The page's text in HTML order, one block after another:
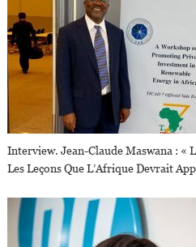
Interview. Jean-Claude Maswana : «
Les Leçons Que L’Afrique Devrait